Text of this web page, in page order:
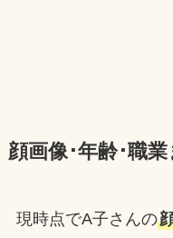
顔画像･年齢･職業
現時点でA子さんの